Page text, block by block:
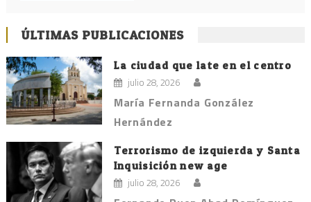
ÚLTIMAS PUBLICACIONES
La ciudad que late en el centro
julio 28, 2026
María Fernanda González
Hernández
Terrorismo de izquierda y Santa
Inquisición new age
julio 28, 2026